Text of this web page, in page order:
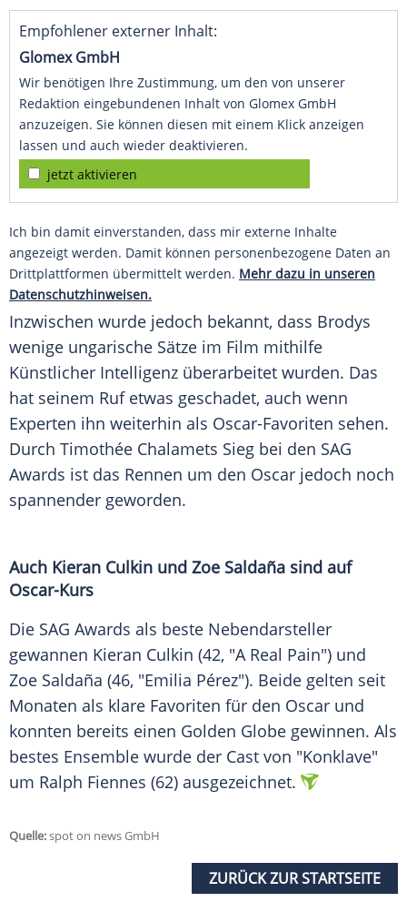
Empfohlener externer Inhalt:
Glomex GmbH
Wir benötigen Ihre Zustimmung, um den von unserer
Redaktion eingebundenen Inhalt von Glomex GmbH
anzuzeigen. Sie können diesen mit einem Klick anzeigen
lassen und auch wieder deaktivieren.
jetzt aktivieren
Ich bin damit einverstanden, dass mir externe Inhalte
angezeigt werden. Damit können personenbezogene Daten an
Drittplattformen übermittelt werden. Mehr dazu in unseren
Datenschutzhinweisen.
Inzwischen wurde jedoch bekannt, dass Brodys
wenige ungarische Sätze im Film mithilfe
Künstlicher Intelligenz überarbeitet wurden. Das
hat seinem Ruf etwas geschadet, auch wenn
Experten ihn weiterhin als Oscar-Favoriten sehen.
Durch Timothée Chalamets Sieg bei den SAG
Awards ist das Rennen um den Oscar jedoch noch
spannender geworden.
Auch Kieran Culkin und Zoe Saldaña sind auf
Oscar-Kurs
Die SAG Awards als beste Nebendarsteller
gewannen Kieran Culkin (42, "A Real Pain") und
Zoe Saldaña (46, "Emilia Pérez"). Beide gelten seit
Monaten als klare Favoriten für den Oscar und
konnten bereits einen Golden Globe gewinnen. Als
bestes Ensemble wurde der Cast von "Konklave"
um Ralph Fiennes (62) ausgezeichnet.
Quelle:spot on news GmbH
ZURÜCK ZUR STARTSEITE